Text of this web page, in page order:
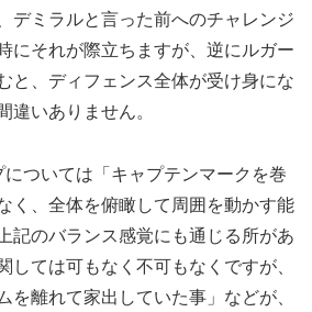
デミラルと言った前へのチャレンジ
にそれが際立ちますが、逆にルガー
と、ディフェンス全体が受け身にな
違いありません。
については「キャプテンマークを巻
く、全体を俯瞰して周囲を動かす能
記のバランス感覚にも通じる所があ
しては可もなく不可もなくですが、
を離れて家出していた事」などが、